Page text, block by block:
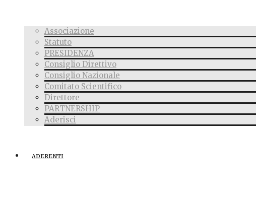
Associazione
Statuto
PRESIDENZA
Consiglio Direttivo
Consiglio Nazionale
Comitato Scientifico
Direttore
PARTNERSHIP
Aderisci
ADERENTI